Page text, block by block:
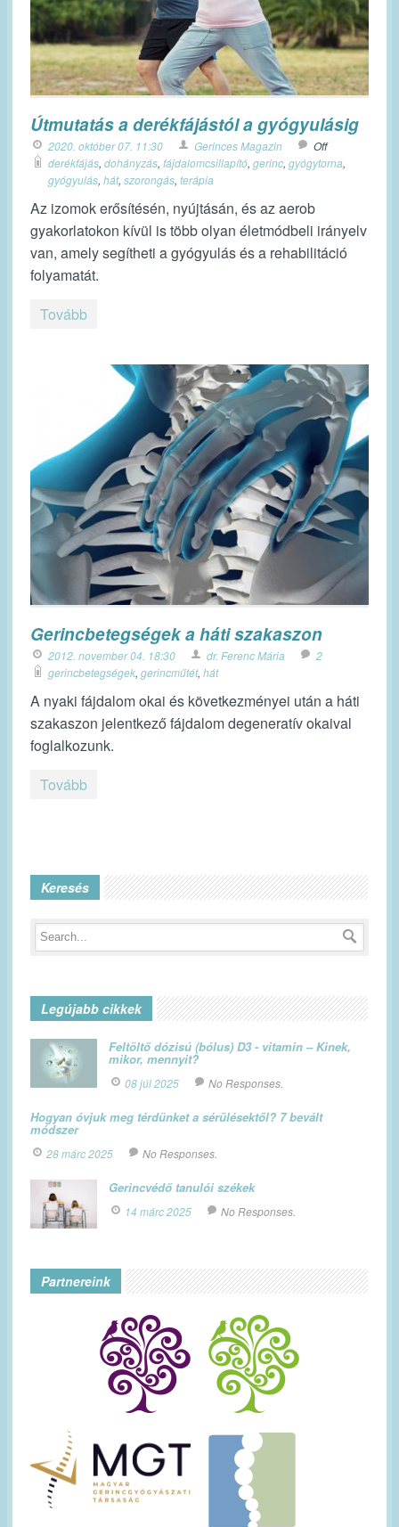
Útmutatás a derékfájástól a gyógyulásig
2020. október 07. 11:30 Gerinces Magazin
Off
derékfájás, dohányzás, fájdalomcsillapító, gerinc, gyógytorna,
gyógyulás, hát, szorongás, terápia
Az izomok erősítésén, nyújtásán, és az aerob
gyakorlatokon kívül is több olyan életmódbeli irányelv
van, amely segítheti a gyógyulás és a rehabilitáció
folyamatát.
Tovább
Gerincbetegségek a háti szakaszon
2012. november 04. 18:30 dr. Ferenc Mária
2
gerincbetegségek, gerincműtét, hát
A nyaki fájdalom okai és következményei után a háti
szakaszon jelentkező fájdalom degeneratív okaival
foglalkozunk.
Tovább
Keresés
Legújabb cikkek
Feltöltő dózisú (bólus) D3 - vitamin – Kinek,
mikor, mennyit?
08 júl 2025 No Responses.
Hogyan óvjuk meg térdünket a sérülésektől? 7 bevált
módszer
28 márc 2025 No Responses.
Gerincvédő tanulói székek
14 márc 2025 No Responses.
Partnereink